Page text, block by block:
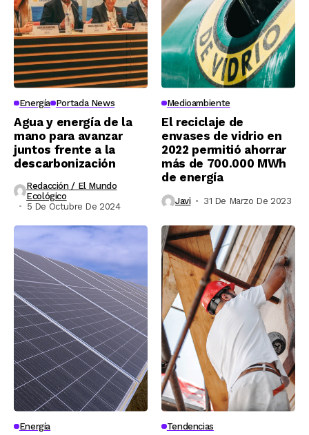
Energía Portada News
Agua y energía de la
mano para avanzar
juntos frente a la
descarbonización
Redacción / El Mundo
Ecológico
5 De Octubre De 2024
Medioambiente
El reciclaje de
envases de vidrio en
2022 permitió ahorrar
más de 700.000 MWh
de energía
Javi 31 De Marzo De 2023
Energía Tendencias